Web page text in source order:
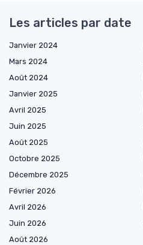
Les articles par date
Janvier 2024
Mars 2024
Août 2024
Janvier 2025
Avril 2025
Juin 2025
Août 2025
Octobre 2025
Décembre 2025
Février 2026
Avril 2026
Juin 2026
Août 2026